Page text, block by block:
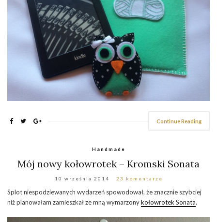
Continue Reading
Handmade
Mój nowy kołowrotek – Kromski Sonata
10 września 2014 23 komentarze
Splot niespodziewanych wydarzeń spowodował, że znacznie szybciej
niż planowałam zamieszkał ze mną wymarzonykołowrotek Sonata.